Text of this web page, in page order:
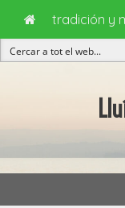
tradición y